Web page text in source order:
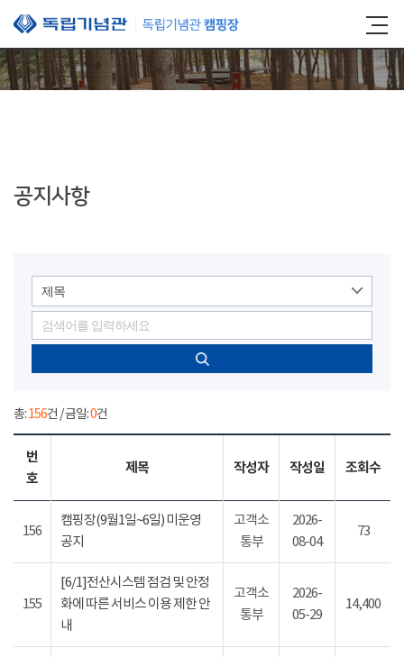
본문 바로가기
공지사항
제목
총:156건 / 금일:0건
번
호
제목 작성자 작성일 조회수
156
캠핑장(9월1일~6일) 미운영
공지
고객소
통부
2026-
08-04
73
155
[6/1]전산시스템 점검 및 안정
화에 따른 서비스 이용 제한 안
내
고객소
통부
2026-
05-29
14,400